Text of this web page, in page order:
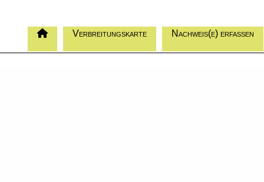
Verbreitungskarte Nachweis(e) erfassen